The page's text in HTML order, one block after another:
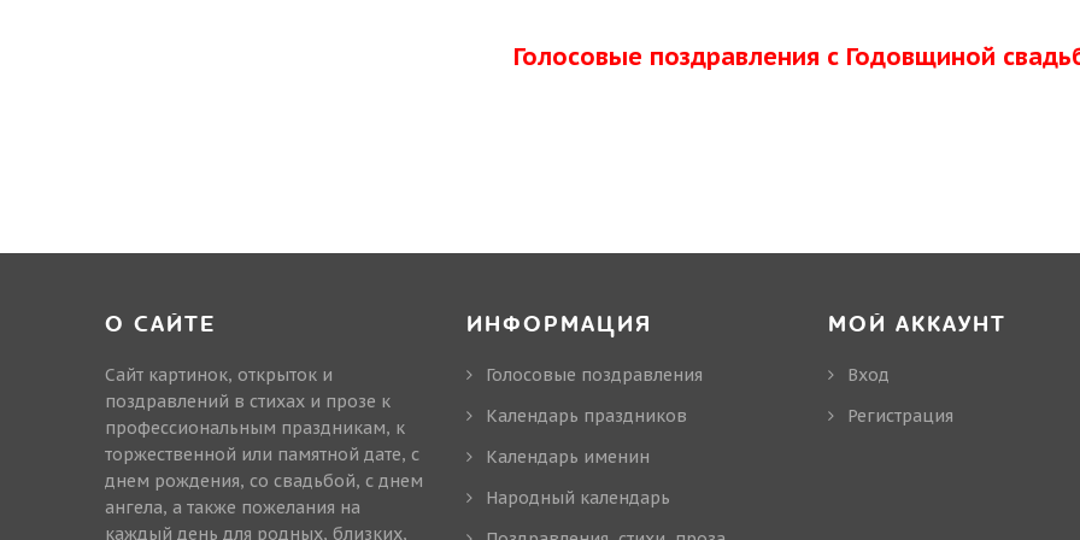
Голосовые поздравления с Годовщиной
О САЙТЕ
Сайт картинок, открыток и
поздравлений в стихах и прозе к
профессиональным праздникам, к
торжественной или памятной дате, с
днем рождения, со свадьбой, с днем
ангела, а также пожелания на
каждый день для родных, близких,
ИНФОРМАЦИЯ
Голосовые поздравления
Календарь праздников
Календарь именин
Народный календарь
МОЙ АККАУНТ
Вход
Регистрация